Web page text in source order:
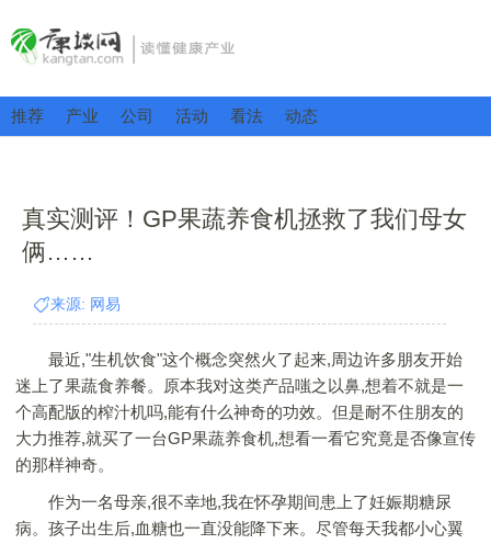
推荐 产业 公司 活动 看法 动态
真实测评！GP果蔬养食机拯救了我们母女
俩……
来源: 网易
最近,"生机饮食"这个概念突然火了起来,周边许多朋友开始
迷上了果蔬食养餐。原本我对这类产品嗤之以鼻,想着不就是一
个高配版的榨汁机吗,能有什么神奇的功效。但是耐不住朋友的
大力推荐,就买了一台GP果蔬养食机,想看一看它究竟是否像宣传
的那样神奇。
作为一名母亲,很不幸地,我在怀孕期间患上了妊娠期糖尿
病。孩子出生后,血糖也一直没能降下来。尽管每天我都小心翼